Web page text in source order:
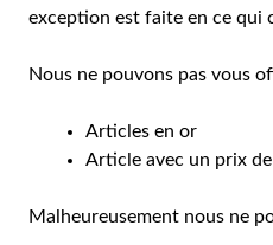
exception est faite en ce qui
Nous ne pouvons pas vous
Articles en or
Article avec un prix de
Malheureusement nous ne